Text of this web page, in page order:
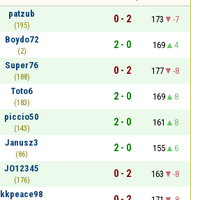
patzub
(195)
0 - 2 173
-7
Boydo72
(2)
2 - 0 169
4
Super76
(188)
0 - 2 177
-8
Toto6
(183)
2 - 0 169
8
piccio50
(143)
2 - 0 161
8
Janusz3
(86)
2 - 0 155
6
JO12345
(176)
0 - 2 163
-8
kkpeace98